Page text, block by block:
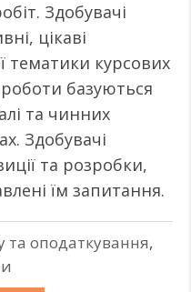
Здобувачі
цікаві
тематики курсових
роботи базуються
та чинних
Здобувачі
та розробки,
їм запитання.
та оподаткування,